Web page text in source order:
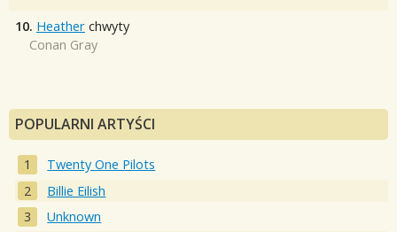
10. Heather chwyty
Conan Gray
POPULARNI ARTYŚCI
Twenty One Pilots
Billie Eilish
Unknown